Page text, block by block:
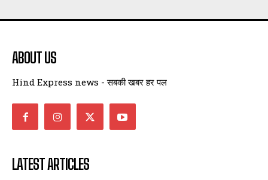
ABOUT US
Hind Express news - सबकी खबर हर पल
LATEST ARTICLES